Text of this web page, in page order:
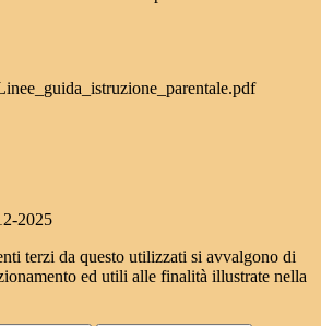
2025
terzi da questo utilizzati si avvalgono di
ed utili alle finalità illustrate nella